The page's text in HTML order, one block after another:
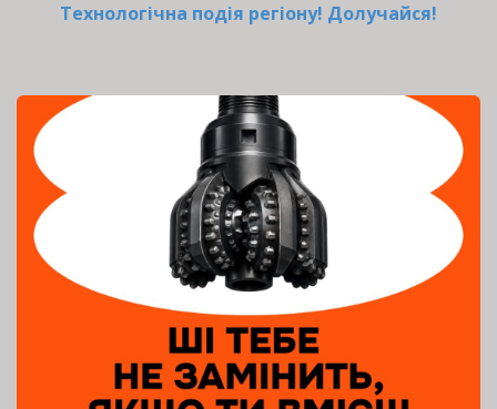
Технологічна подія регіону! Долучайся!